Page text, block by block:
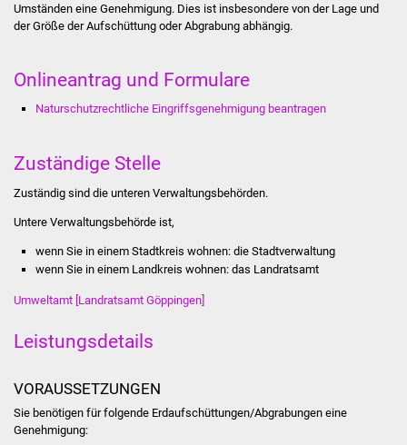
Stellenangebote
Veröffentlichungen
FNP / Bebauungspläne
Stadtinfo
Umständen eine Genehmigung. Dies ist insbesondere von der Lage und
der Größe der Aufschüttung oder Abgrabung abhängig.
Onlineantrag und Formulare
Naturschutzrechtliche Eingriffsgenehmigung beantragen
Zuständige Stelle
Zuständig sind die unteren Verwaltungsbehörden.
Untere Verwaltungsbehörde ist,
wenn Sie in einem Stadtkreis wohnen: die Stadtverwaltung
wenn Sie in einem Landkreis wohnen: das Landratsamt
Umweltamt [Landratsamt Göppingen]
Leistungsdetails
VORAUSSETZUNGEN
Sie benötigen für folgende Erdaufschüttungen/Abgrabungen eine
Genehmigung: